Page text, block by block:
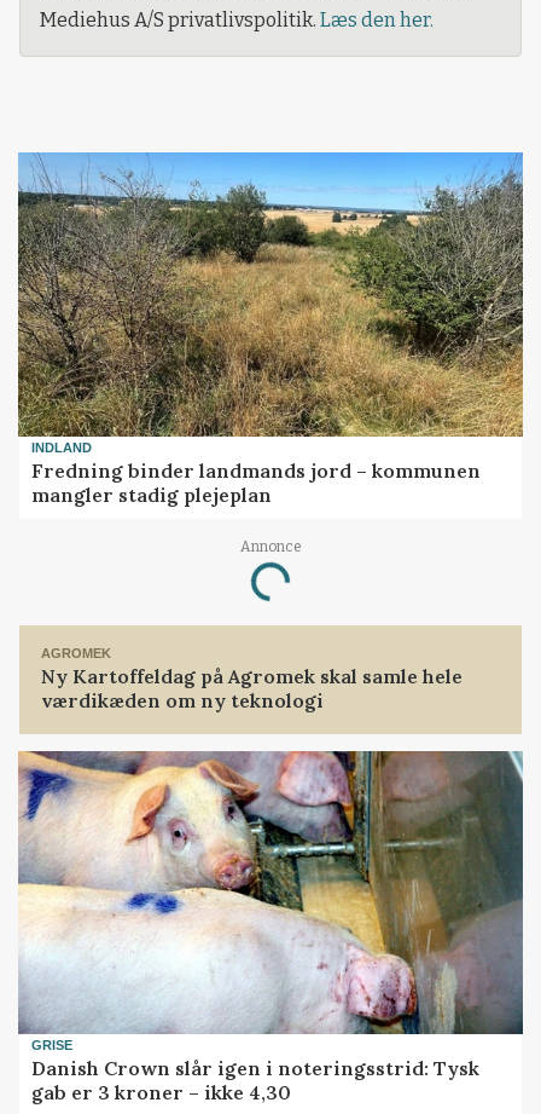
Mediehus A/S privatlivspolitik. Læs den her.
INDLAND
Fredning binder landmands jord – kommunen
mangler stadig plejeplan
Annonce
Loading...
AGROMEK
Ny Kartoffeldag på Agromek skal samle hele
værdikæden om ny teknologi
GRISE
Danish Crown slår igen i noteringsstrid: Tysk
gab er 3 kroner – ikke 4,30